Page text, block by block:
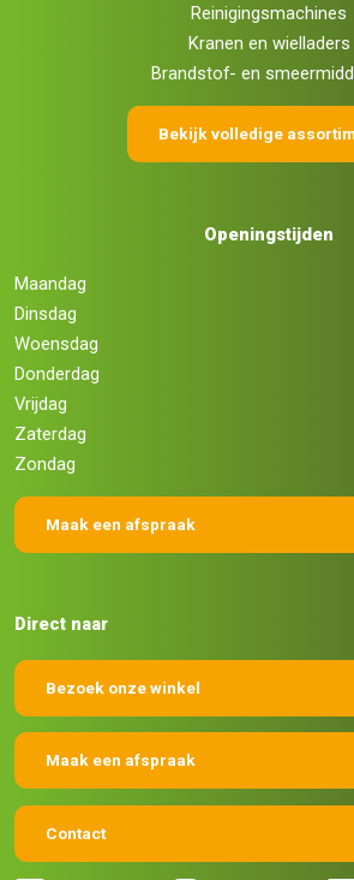
Reinigingsmachines
Kranen en wielladers
Brandstof- en
Bekijk volledige
Openingstijden
Maandag
Dinsdag
Woensdag
Donderdag
Vrijdag
Zaterdag
Zondag
Maak een afspraak
Direct naar
Bezoek onze winkel
Maak een afspraak
Contact